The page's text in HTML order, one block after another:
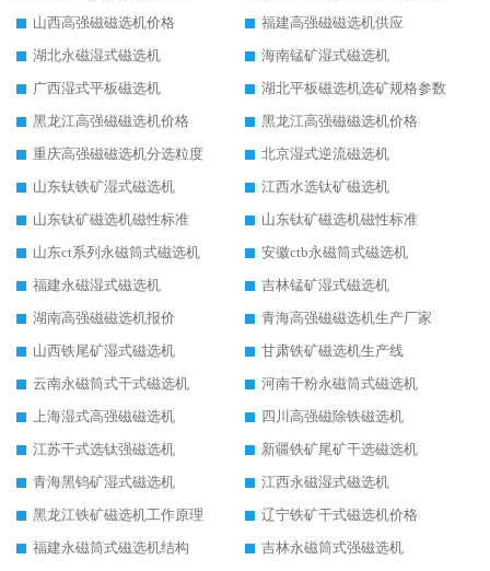
山西高强磁磁选机价格
福建高强磁磁选机供应
湖北永磁湿式磁选机
海南锰矿湿式磁选机
广西湿式平板磁选机
湖北平板磁选机选矿规格参数
黑龙江高强磁磁选机价格
黑龙江高强磁磁选机价格
重庆高强磁磁选机分选粒度
北京湿式逆流磁选机
山东钛铁矿湿式磁选机
江西水选钛矿磁选机
山东钛矿磁选机磁性标准
山东钛矿磁选机磁性标准
山东ct系列永磁筒式磁选机
安徽ctb永磁筒式磁选机
福建永磁湿式磁选机
吉林锰矿湿式磁选机
湖南高强磁磁选机报价
青海高强磁磁选机生产厂家
山西铁尾矿湿式磁选机
甘肃铁矿磁选机生产线
云南永磁筒式干式磁选机
河南干粉永磁筒式磁选机
上海湿式高强磁磁选机
四川高强磁除铁磁选机
江苏干式选钛强磁选机
新疆铁矿尾矿干选磁选机
青海黑钨矿湿式磁选机
江西永磁湿式磁选机
黑龙江铁矿磁选机工作原理
辽宁铁矿干式磁选机价格
福建永磁筒式磁选机结构
吉林永磁筒式强磁选机